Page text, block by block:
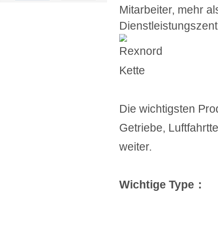
Mitarbeiter, mehr
Die wichtigsten
Getriebe,
weiter.
Wichtige Type：